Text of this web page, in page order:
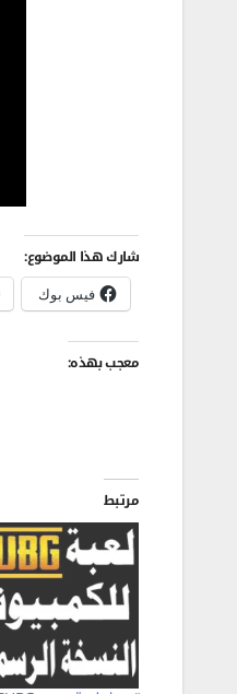
شارك هذا الموضوع:
فيس بوك
معجب بهذه:
مرتبط